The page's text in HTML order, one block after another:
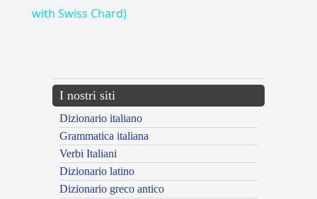
with Swiss Chard)
I nostri siti
Dizionario italiano
Grammatica italiana
Verbi Italiani
Dizionario latino
Dizionario greco antico